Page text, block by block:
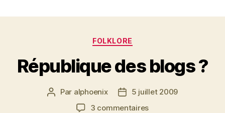
Catégories
FOLKLORE
République des blogs ?
Auteur
Par alphoenix
Date5 juillet 2009
3 commentairessur